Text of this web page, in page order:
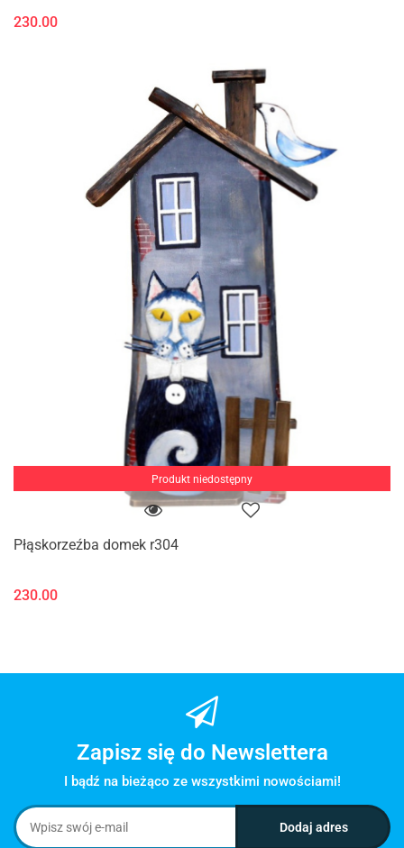
230.00
Produkt niedostępny
Płąskorzeźba domek r304
230.00
Zapisz się do Newslettera
I bądź na bieżąco ze wszystkimi nowościami!